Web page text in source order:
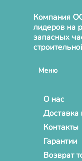
Компания
лидеров на
запасных
Меню
О нас
Доставка
Контакты
Гарантии
Возврат